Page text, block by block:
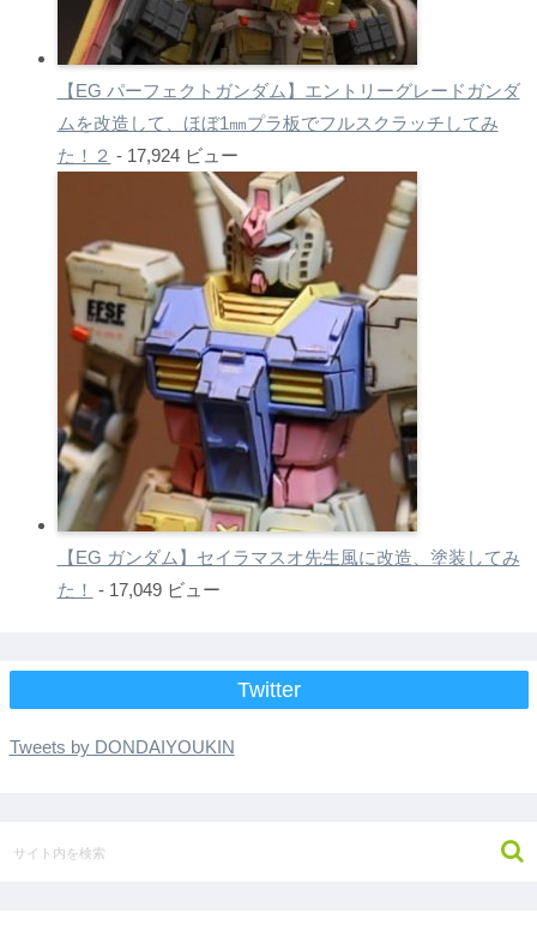
【EG パーフェクトガンダム】エントリーグレードガンダ
ムを改造して、ほぼ1㎜プラ板でフルスクラッチしてみ
た！２ - 17,924 ビュー
【EG ガンダム】セイラマスオ先生風に改造、塗装してみ
た！ - 17,049 ビュー
Twitter
Tweets by DONDAIYOUKIN